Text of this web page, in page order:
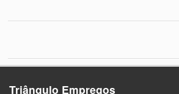
Triângulo Empregos